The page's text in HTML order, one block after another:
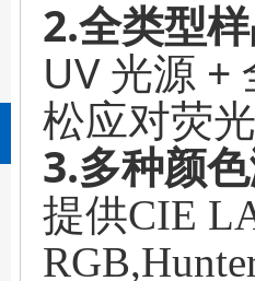
2.全类型
UV 光源 +
松应对荧
3.多种颜
提供CIE